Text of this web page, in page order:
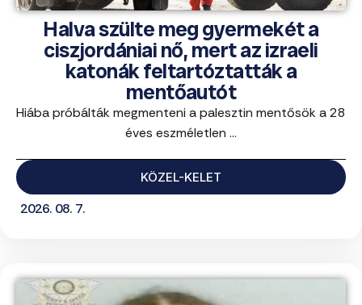
Halva szülte meg gyermekét a
ciszjordániai nő, mert az izraeli
katonák feltartóztatták a
mentőautót
Hiába próbálták megmenteni a palesztin mentősök a 28
éves eszméletlen ...
KÖZEL-KELET
2026. 08. 7.